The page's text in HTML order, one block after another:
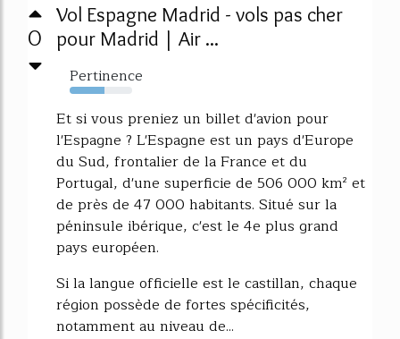
0
Vol Espagne Madrid - vols pas cher
pour Madrid | Air ...
Pertinence
56%
Et si vous preniez un billet d'avion pour
l'Espagne ? L'Espagne est un pays d'Europe
du Sud, frontalier de la France et du
Portugal, d'une superficie de 506 000 km² et
de près de 47 000 habitants. Situé sur la
péninsule ibérique, c'est le 4e plus grand
pays européen.
Si la langue officielle est le castillan, chaque
région possède de fortes spécificités,
notamment au niveau de...